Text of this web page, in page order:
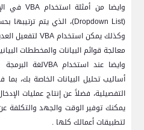
وايضا من أمثلة استخدامVBA في
(
Dropdown List)، الذي يتم ترتيبها
وكذلك يمكن استخدامVBA لتفعيل
معالجة قوائم البيانات والمخططات
وايضا عند استخدامVBAلغة البرمجة
أساليب تحليل البيانات الخاصة بك،
التفصيلية، فضلاً عن إنتاج عمليات
يمكنك توفير الوقت والجهد والتكلفة
لتطبيقات أعمالك كلها .